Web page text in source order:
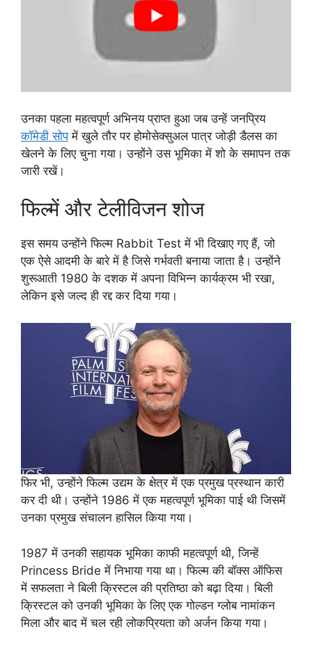
उनका पहला महत्वपूर्ण अभिनय प्राप्त हुआ जब उन्हें जनप्रिय
कॉमेडी सोपमें खुले तौर पर होमोसेक्सुअल पात्र जोड़ी डैलस का
खेलने के लिए चुना गया। उन्होंने उस भूमिका में शो के समापन तक
जारी रखें।
फिल्में और टेलीविजन शोज
इस समय उन्होंने फिल्म Rabbit Test में भी दिखाए गए हैं, जो
एक ऐसे आदमी के बारे में है जिसे गर्भवती बनाया जाता है। उन्होंने
शुरूआती 1980 के दशक में अपना विभिन्न कार्यक्रम भी रखा,
लेकिन इसे जल्द ही रद्द कर दिया गया।
फिर भी, उन्होंने फिल्म उद्यम के क्षेत्र में एक प्रमुख प्रस्थान कारी
कर दी थी। उन्होंने 1986 में एक महत्वपूर्ण भूमिका पाई थी जिसमें
उनका प्रमुख संचालन हासिल किया गया।
1987 में उनकी सहायक भूमिका काफी महत्वपूर्ण थी, जिन्हें
Princess Bride में निभाया गया था। फिल्म की बॉक्स ऑफिस
में सफलता ने बिली क्रिस्टल की प्रतिष्ठा को बढ़ा दिया। बिली
क्रिस्टल को उनकी भूमिका के लिए एक गोल्डन ग्लोब नामांकन
मिला और बाद में चल रही लोकप्रियता को अर्जन किया गया।